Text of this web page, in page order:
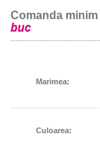
Comanda minim
buc
Marimea:
Culoarea: